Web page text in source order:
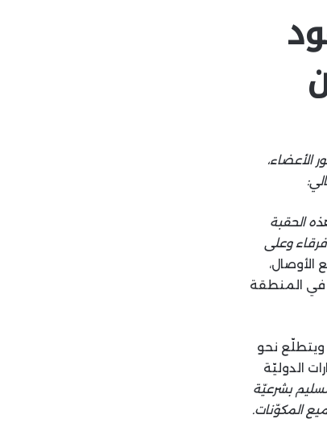
الأعضاء،
الحقبة
وعلى
في المنطقة
ويتطلّع نحو
الدوليّة
بشرعيّة
المكوّنات.